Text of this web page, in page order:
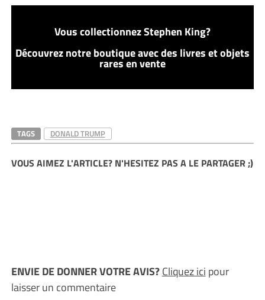
Vous collectionnez Stephen King?
Découvrez notre boutique avec des livres et objets
rares en vente
TAGS DONALD TRUMP
VOUS AIMEZ L'ARTICLE? N'HESITEZ PAS A LE PARTAGER ;)
ENVIE DE DONNER VOTRE AVIS?Cliquez ici pour
laisser un commentaire